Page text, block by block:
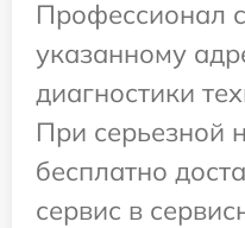
Профессионал
указанному
диагностики
При серьезной
бесплатно
сервис в